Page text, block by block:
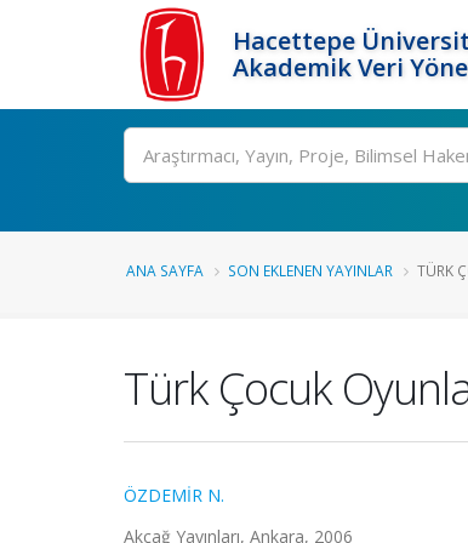
Hacettepe
Akademik Veri
Ara
ANA SAYFA SON EKLENEN YAYINLAR TÜRK
Türk Çocuk
ÖZDEMİR N.
Akçağ Yayınları, Ankara, 2006